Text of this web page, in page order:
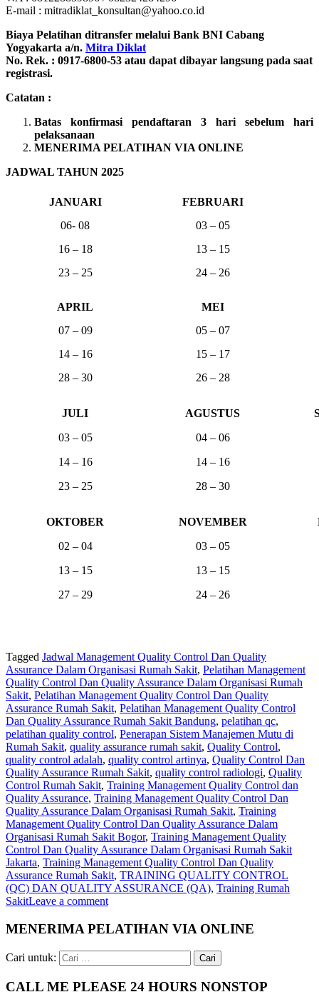
E-mail : mitradiklat_konsultan@yahoo.co.id
Biaya Pelatihan ditransfer melalui Bank BNI Cabang
Yogyakarta a/n. Mitra Diklat
No. Rek. : 0917-6800-53 atau dapat dibayar langsung pada saat
registrasi.
Catatan :
Batas konfirmasi pendaftaran 3 hari sebelum hari
pelaksanaan
MENERIMA PELATIHAN VIA ONLINE
JADWAL TAHUN 2025
JANUARI
FEBRUARI
06- 08
03 – 05
16 – 18
13 – 15
23 – 25
24 – 26
APRIL
MEI
07 – 09
05 – 07
14 – 16
15 – 17
28 – 30
26 – 28
JULI AGUSTUS
03 – 05
04 – 06
14 – 16
14 – 16
23 – 25
28 – 30
OKTOBER NOVEMBER
02 – 04
03 – 05
13 – 15
13 – 15
27 – 29
24 – 26
Tagged Jadwal Management Quality Control Dan Quality
Assurance Dalam Organisasi Rumah Sakit, Pelatihan Management
Quality Control Dan Quality Assurance Dalam Organisasi Rumah
Sakit, Pelatihan Management Quality Control Dan Quality
Assurance Rumah Sakit, Pelatihan Management Quality Control
Dan Quality Assurance Rumah Sakit Bandung, pelatihan qc,
pelatihan quality control, Penerapan Sistem Manajemen Mutu di
Rumah Sakit, quality assurance rumah sakit, Quality Control,
quality control adalah, quality control artinya, Quality Control Dan
Quality Assurance Rumah Sakit, quality control radiologi, Quality
Control Rumah Sakit, Training Management Quality Control dan
Quality Assurance, Training Management Quality Control Dan
Quality Assurance Dalam Organisasi Rumah Sakit, Training
Management Quality Control Dan Quality Assurance Dalam
Organisasi Rumah Sakit Bogor, Training Management Quality
Control Dan Quality Assurance Dalam Organisasi Rumah Sakit
Jakarta, Training Management Quality Control Dan Quality
Assurance Rumah Sakit, TRAINING QUALITY CONTROL
(QC) DAN QUALITY ASSURANCE (QA), Training Rumah
SakitLeave a comment
MENERIMA PELATIHAN VIA ONLINE
Cari untuk:
CALL ME PLEASE 24 HOURS NONSTOP